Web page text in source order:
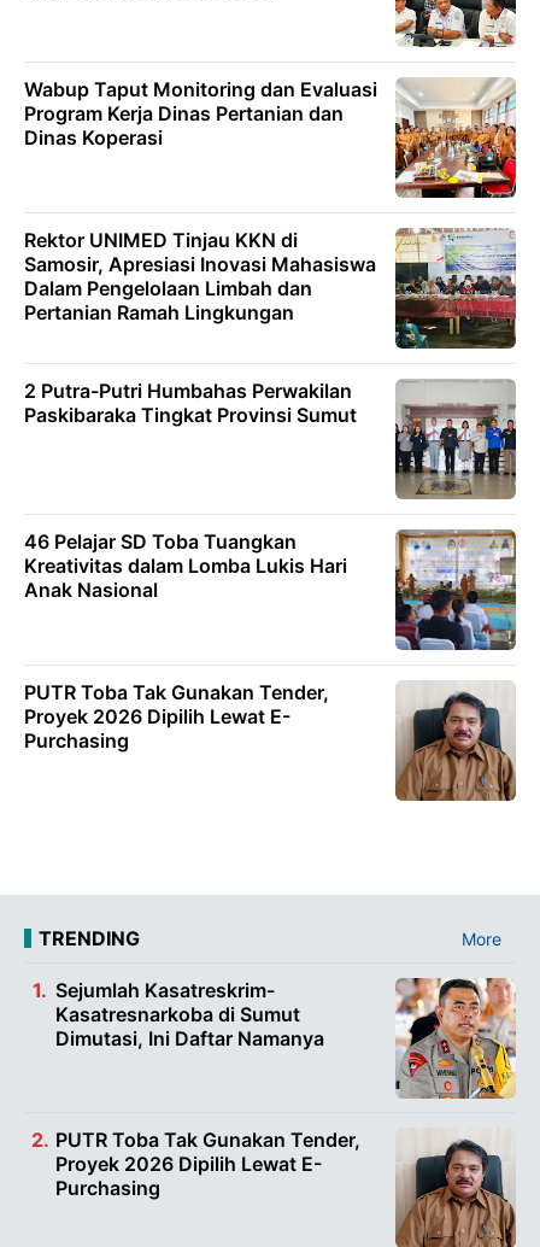
Wabup Taput Monitoring dan Evaluasi
Program Kerja Dinas Pertanian dan
Dinas Koperasi
Rektor UNIMED Tinjau KKN di
Samosir, Apresiasi Inovasi Mahasiswa
Dalam Pengelolaan Limbah dan
Pertanian Ramah Lingkungan
2 Putra-Putri Humbahas Perwakilan
Paskibaraka Tingkat Provinsi Sumut
46 Pelajar SD Toba Tuangkan
Kreativitas dalam Lomba Lukis Hari
Anak Nasional
PUTR Toba Tak Gunakan Tender,
Proyek 2026 Dipilih Lewat E-
Purchasing
TRENDING More
Sejumlah Kasatreskrim-
Kasatresnarkoba di Sumut
Dimutasi, Ini Daftar Namanya
PUTR Toba Tak Gunakan Tender,
Proyek 2026 Dipilih Lewat E-
Purchasing